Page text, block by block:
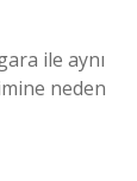
ile aynı
neden